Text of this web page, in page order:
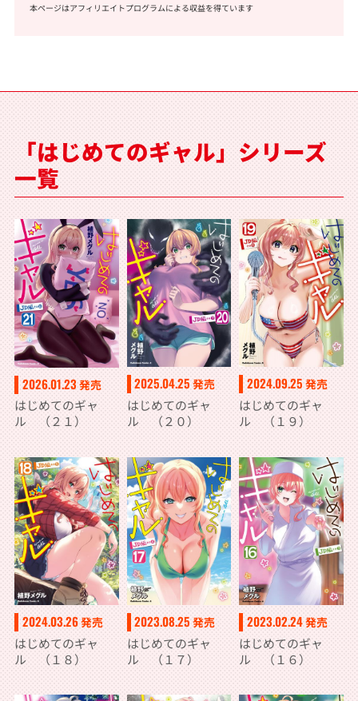
本ページはアフィリエイトプログラムによる収益を得ています
「はじめてのギャル」シリーズ
一覧
2026.01.23 発売
はじめてのギャ
ル （２１）
2025.04.25 発売
はじめてのギャ
ル （２０）
2024.09.25 発売
はじめてのギャ
ル （１９）
2024.03.26発売
はじめてのギャ
ル （１８）
2023.08.25 発売
はじめてのギャ
ル （１７）
2023.02.24発売
はじめてのギャ
ル （１６）